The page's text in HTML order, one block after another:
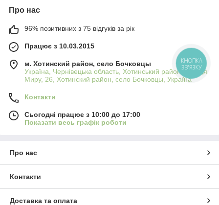
Про нас
96% позитивних з 75 відгуків за рік
Працює з 10.03.2015
м. Хотинский район, село Бочковцы
Україна, Чернівецька область, Хотинський район, вулиця
Миру, 26, Хотинский район, село Бочковцы, Україна
Контакти
Сьогодні працює з 10:00 до 17:00
Показати весь графік роботи
Про нас
Контакти
Доставка та оплата
КНОПКА
ЗВ'ЯЗКУ